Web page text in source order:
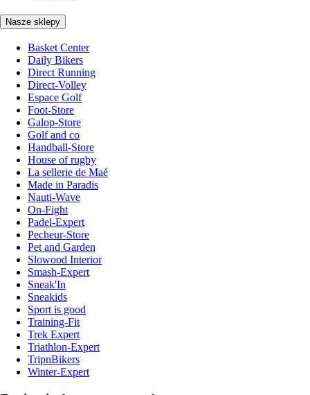
Nasze sklepy
Basket Center
Daily Bikers
Direct Running
Direct-Volley
Espace Golf
Foot-Store
Galop-Store
Golf and co
Handball-Store
House of rugby
La sellerie de Maé
Made in Paradis
Nauti-Wave
On-Fight
Padel-Expert
Pecheur-Store
Pet and Garden
Slowood Interior
Smash-Expert
Sneak'In
Sneakids
Sport is good
Training-Fit
Trek Expert
Triathlon-Expert
TripnBikers
Winter-Expert